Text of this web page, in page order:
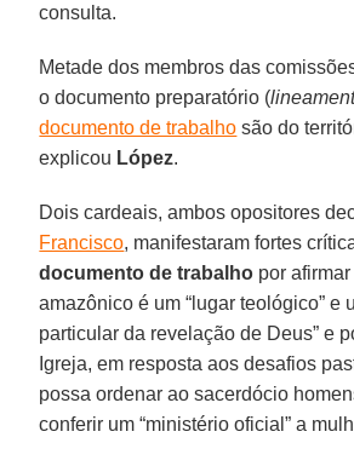
consulta.
Metade dos membros das
o documento preparatório (
documento de trabalho são do
explicou López.
Dois cardeais, ambos opositores
Francisco, manifestaram fortes
documento de trabalho por
amazônico é um “lugar teológico” e
particular da revelação de Deus” e
Igreja, em resposta aos desafios
possa ordenar ao sacerdócio
conferir um “ministério oficial” a